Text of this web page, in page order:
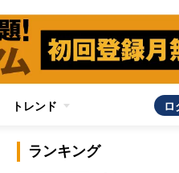
トレンド ロ
ランキング